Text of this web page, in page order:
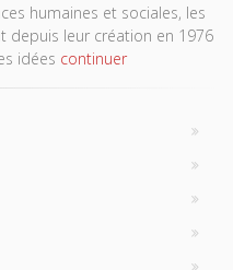
humaines et sociales, les
depuis leur création en 1976
idées continuer